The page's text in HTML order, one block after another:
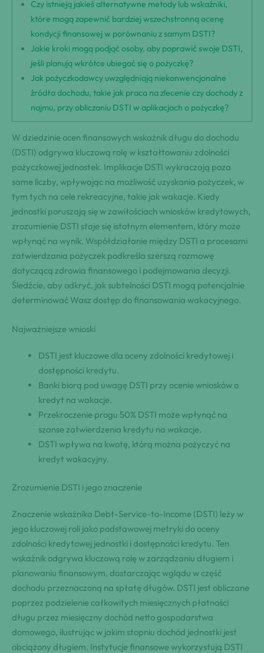
Czy istnieją jakieś alternatywne metody lub wskaźniki,
które mogą zapewnić bardziej wszechstronną ocenę
kondycji finansowej w porównaniu z samym DSTI?
Jakie kroki mogą podjąć osoby, aby poprawić swoje DSTI,
jeśli planują wkrótce ubiegać się o pożyczkę?
Jak pożyczkodawcy uwzględniają niekonwencjonalne
źródła dochodu, takie jak praca na zlecenie czy dochody z
najmu, przy obliczaniu DSTI w aplikacjach o pożyczkę?
W dziedzinie ocen finansowych wskaźnik długu do dochodu
(DSTI) odgrywa kluczową rolę w kształtowaniu zdolności
pożyczkowej jednostek. Implikacje DSTI wykraczają poza
same liczby, wpływając na możliwość uzyskania pożyczek, w
tym tych na cele rekreacyjne, takie jak wakacje. Kiedy
jednostki poruszają się w zawiłościach wniosków kredytowych,
zrozumienie DSTI staje się istotnym elementem, który może
wpłynąć na wynik. Współdziałanie między DSTI a procesami
zatwierdzania pożyczek podkreśla szerszą rozmowę
dotyczącą zdrowia finansowego i podejmowania decyzji.
Śledźcie, aby odkryć, jak subtelności DSTI mogą potencjalnie
determinować Wasz dostęp do finansowania wakacyjnego.
Najważniejsze wnioski
DSTI jest kluczowe dla oceny zdolności kredytowej i
dostępności kredytu.
Banki biorą pod uwagę DSTI przy ocenie wniosków o
kredyt na wakacje.
Przekroczenie progu 50% DSTI może wpłynąć na
szanse zatwierdzenia kredytu na wakacje.
DSTI wpływa na kwotę, którą można pożyczyć na
kredyt wakacyjny.
Zrozumienie DSTI i jego znaczenie
Znaczenie wskaźnika Debt-Service-to-Income (DSTI) leży w
jego kluczowej roli jako podstawowej metryki do oceny
zdolności kredytowej jednostki i dostępności kredytu. Ten
wskaźnik odgrywa kluczową rolę w zarządzaniu długiem i
planowaniu finansowym, dostarczając wglądu w część
dochodu przeznaczoną na spłatę długów. DSTI jest obliczane
poprzez podzielenie całkowitych miesięcznych płatności
długu przez miesięczny dochód netto gospodarstwa
domowego, ilustrując w jakim stopniu dochód jednostki jest
obciążony długiem. Instytucje finansowe wykorzystują DSTI